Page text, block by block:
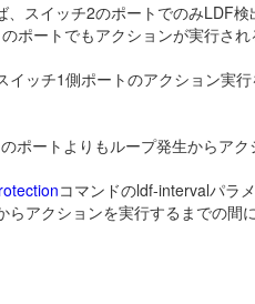
スイッチ2のポートでのみLDF
ートでもアクションが実行さ
ッチ1側ポートのアクション
ートよりもループ発生からア
コマンドのldf-intervalパラ
アクションを実行するまでの